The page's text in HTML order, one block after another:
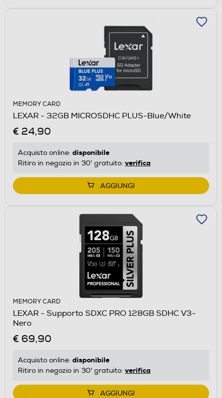
MEMORY CARD
LEXAR - 32GB MICROSDHC PLUS-Blue/White
€ 24,90
Acquisto online: disponibile
Ritiro in negozio in 30' gratuito: verifica
AGGIUNGI
MEMORY CARD
LEXAR - Supporto SDXC PRO 128GB SDHC V3-
Nero
€ 69,90
Acquisto online: disponibile
Ritiro in negozio in 30' gratuito: verifica
AGGIUNGI